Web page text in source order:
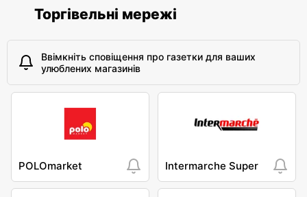
Торгівельні мережі
Ввімкніть сповіщення про газетки для ваших
улюблених магазинів
POLOmarket Intermarche Super